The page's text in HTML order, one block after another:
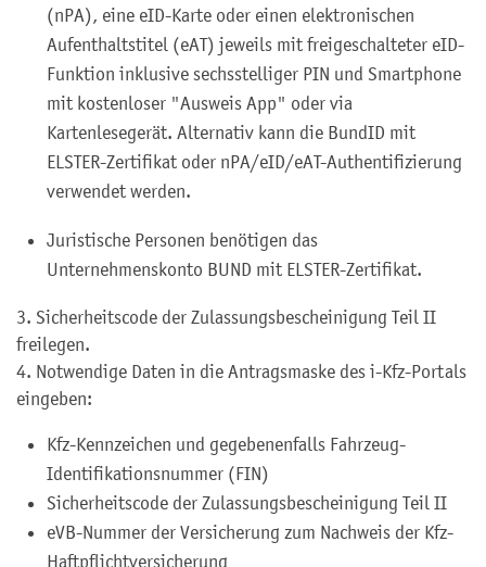
(nPA), eine eID-Karte oder einen elektronischen
Aufenthaltstitel (eAT) jeweils mit freigeschalteter eID-
Funktion inklusive sechsstelliger PIN und Smartphone
mit kostenloser "Ausweis App" oder via
Kartenlesegerät. Alternativ kann die BundID mit
ELSTER-Zertifikat oder nPA/eID/eAT-Authentifizierung
verwendet werden.
Juristische Personen benötigen das
Unternehmenskonto BUND mit ELSTER-Zertifikat.
3. Sicherheitscode der Zulassungsbescheinigung Teil II
freilegen.
4. Notwendige Daten in die Antragsmaske des i-Kfz-Portals
eingeben:
Kfz-Kennzeichen und gegebenenfalls Fahrzeug-
Identifikationsnummer (FIN)
Sicherheitscode der Zulassungsbescheinigung Teil II
eVB-Nummer der Versicherung zum Nachweis der Kfz-
Haftpflichtversicherung